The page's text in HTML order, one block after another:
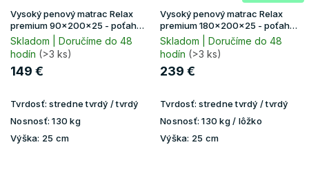
Vysoký penový matrac Relax
premium 90x200x25 - poťah
Lavender
Skladom | Doručíme do 48
hodín (>3 ks)
149 €
Tvrdosť: stredne tvrdý / tvrdý
Nosnosť: 130 kg
Výška: 25 cm
Vysoký penový matrac Relax
premium 180x200x25 - poťah
Lavender
Skladom | Doručíme do 48
hodín (>3 ks)
239 €
Tvrdosť: stredne tvrdý / tvrdý
Nosnosť: 130 kg / lôžko
Výška: 25 cm